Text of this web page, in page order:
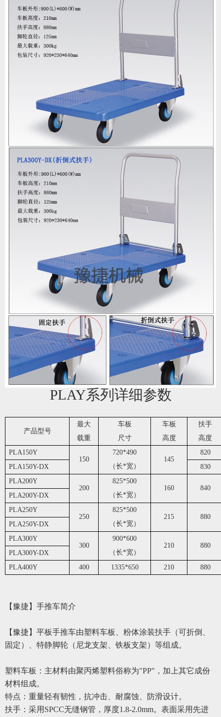
PLAY系列详细参数
产品型号
最大
载重
车板
尺寸
车板
高度
扶手
高度
PLA150Y
150
720*490
（长*宽）
145
820
PLA150Y-DX
830
PLA200Y
200
825*500
（长*宽）
160
840
PLA200Y-DX
PLA250Y
250
825*500
（长*宽）
215
880
PLA250Y-DX
PLA300Y
300
900*600
（长*宽）
210
880
PLA300Y-DX
PLA400Y
400 1335*650 210 880
【豫捷】 手推车简介
【豫捷】 平板手推车由塑料车板、粉体涂装扶手（可折倒、
固定）、 特静脚轮（尼龙支架、铁板支架）等组成。
塑料车板：主材料由聚丙烯塑料俗称为"PP"，加上其它成份
材料组成。
特点：重量轻有韧性，抗冲击、耐腐蚀、防滑设计。
扶手：采用 SPCC无缝钢管，厚度1.8-2.0mm。表面采用先进